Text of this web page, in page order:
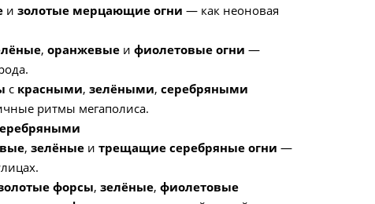
и золотые мерцающие огни — как неоновая
, оранжевыеи фиолетовые огни —
с красными, зелёными, серебряными
ритмы мегаполиса.
, зелёныеи трещащие серебряные огни —
форсы, зелёные, фиолетовые